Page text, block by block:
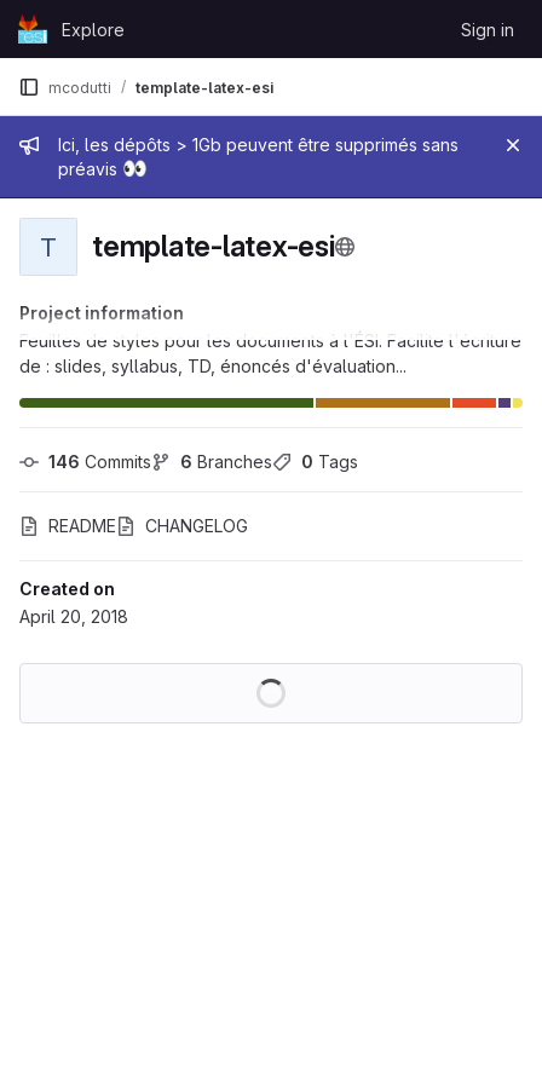
Skip to content
GitLabExplore Sign in
Admin message
Ici, les dépôts > 1Gb peuvent être supprimés sans
préavis 👀
mcodutti template-latex-esi
T template-latex-esi
Project information
Feuilles de styles pour les documents à l'ÉSI. Facilite l'écriture
de : slides, syllabus, TD, énoncés d'évaluation...
146 Commits 6 Branches 0 Tags
README CHANGELOG
Created on
April 20, 2018